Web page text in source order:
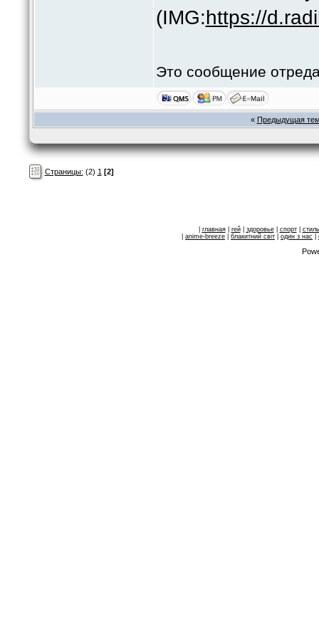
(IMG:https://
Это сообщение
« Предыдущая
Страницы: (2) 1 [2]
главная| гей| здоровье| спорт| стиль
anime-breeze блакитний свiт один з нас